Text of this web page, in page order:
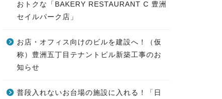
おトクな「BAKERY RESTAURANT C 豊洲
セイルパーク店」
お店・オフィス向けのビルを建設へ！（仮
称）豊洲五丁目テナントビル新築工事のお
知らせ
普段入れないお台場の施設に入れる！「日